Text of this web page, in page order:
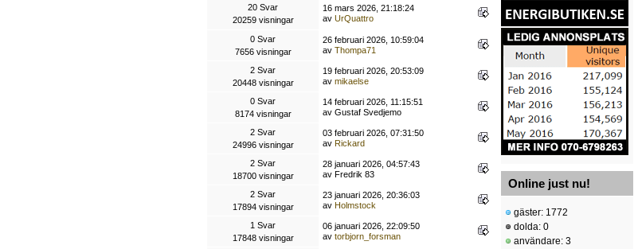
20 Svar
20259 visningar
16 mars 2026, 21:18:24
av UrQuattro
0 Svar
7656 visningar
26 februari 2026, 10:59:04
av Thompa71
2 Svar
20448 visningar
19 februari 2026, 20:53:09
av mikaelse
0 Svar
8174 visningar
14 februari 2026, 11:15:51
av Gustaf Svedjemo
2 Svar
24996 visningar
03 februari 2026, 07:31:50
av Rickard
2 Svar
18700 visningar
28 januari 2026, 04:57:43
av Fredrik 83
2 Svar
17894 visningar
23 januari 2026, 20:36:03
av Holmstock
1 Svar
17848 visningar
06 januari 2026, 22:09:50
av torbjorn_forsman
Online just nu!
gäster: 1772
dolda: 0
användare: 3